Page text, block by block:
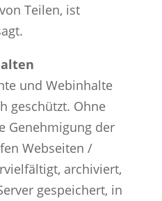
Teilen, ist
und Webinhalte
geschützt. Ohne
Genehmigung der
Webseiten /
archiviert,
gespeichert, in